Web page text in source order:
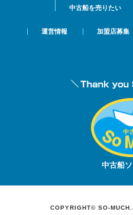
中古船を売りたい
運営情報 加盟店募集
中古船
COPYRIGHT© SO-